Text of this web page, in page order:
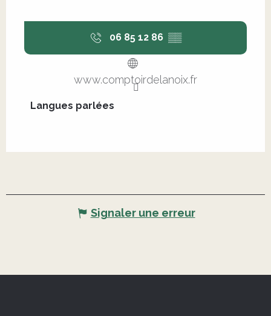
06 85 12 86 ▒▒
www.comptoirdelanoix.fr
Langues parlées
Langues parlées
Signaler une erreur